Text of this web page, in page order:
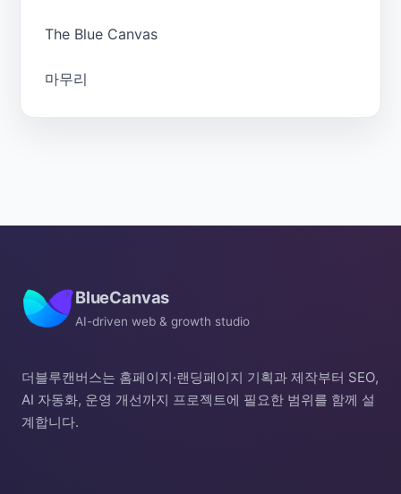
The Blue Canvas
마무리
BlueCanvas
AI-driven web & growth studio
더블루캔버스는 홈페이지·랜딩페이지 기획과 제작부터 SEO,
AI 자동화, 운영 개선까지 프로젝트에 필요한 범위를 함께 설
계합니다.